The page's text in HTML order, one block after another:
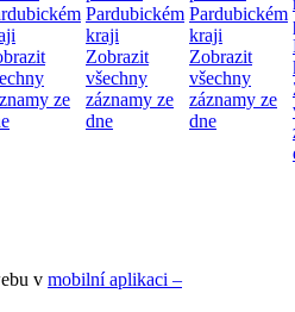
ze
Pardubickém
kraji
Zobrazit
všechny
záznamy ze
dne
Pardubickém
kraji
Zobrazit
všechny
záznamy ze
dne
v mobilní aplikaci –